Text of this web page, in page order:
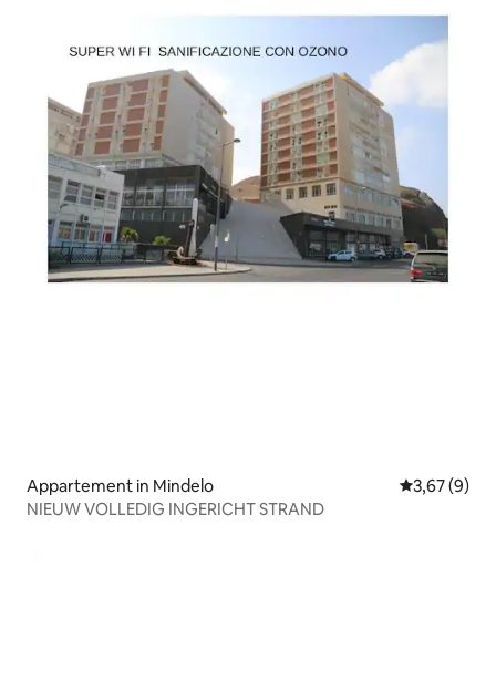
Appartement in Mindelo
3,67 (9)
NIEUW VOLLEDIG INGERICHT STRAND